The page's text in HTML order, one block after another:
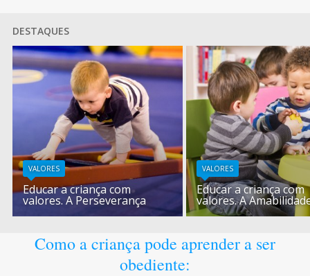
DESTAQUES
VALORES
Educar a criança com
valores. A Perseverança
VALORES
Educar a criança com
valores. A
Como a criança pode aprender a ser
obediente: